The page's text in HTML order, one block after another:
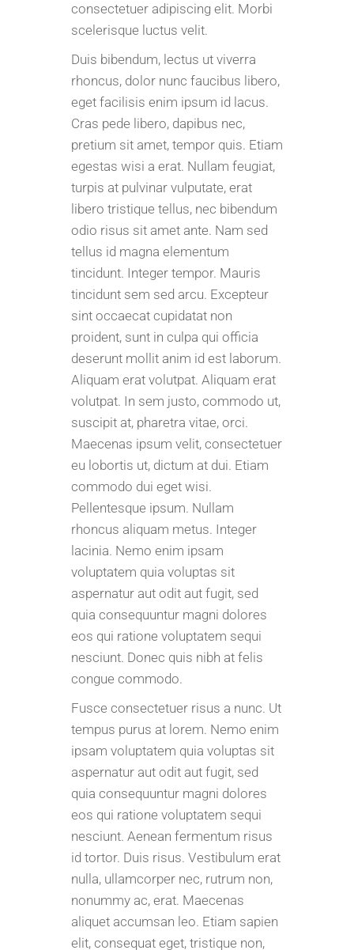
consectetuer adipiscing elit. Morbi
scelerisque luctus velit.
Duis bibendum, lectus ut viverra
rhoncus, dolor nunc faucibus libero,
eget facilisis enim ipsum id lacus.
Cras pede libero, dapibus nec,
pretium sit amet, tempor quis. Etiam
egestas wisi a erat. Nullam feugiat,
turpis at pulvinar vulputate, erat
libero tristique tellus, nec bibendum
odio risus sit amet ante. Nam sed
tellus id magna elementum
tincidunt. Integer tempor. Mauris
tincidunt sem sed arcu. Excepteur
sint occaecat cupidatat non
proident, sunt in culpa qui officia
deserunt mollit anim id est laborum.
Aliquam erat volutpat. Aliquam erat
volutpat. In sem justo, commodo ut,
suscipit at, pharetra vitae, orci.
Maecenas ipsum velit, consectetuer
eu lobortis ut, dictum at dui. Etiam
commodo dui eget wisi.
Pellentesque ipsum. Nullam
rhoncus aliquam metus. Integer
lacinia. Nemo enim ipsam
voluptatem quia voluptas sit
aspernatur aut odit aut fugit, sed
quia consequuntur magni dolores
eos qui ratione voluptatem sequi
nesciunt. Donec quis nibh at felis
congue commodo.
Fusce consectetuer risus a nunc. Ut
tempus purus at lorem. Nemo enim
ipsam voluptatem quia voluptas sit
aspernatur aut odit aut fugit, sed
quia consequuntur magni dolores
eos qui ratione voluptatem sequi
nesciunt. Aenean fermentum risus
id tortor. Duis risus. Vestibulum erat
nulla, ullamcorper nec, rutrum non,
nonummy ac, erat. Maecenas
aliquet accumsan leo. Etiam sapien
elit, consequat eget, tristique non,